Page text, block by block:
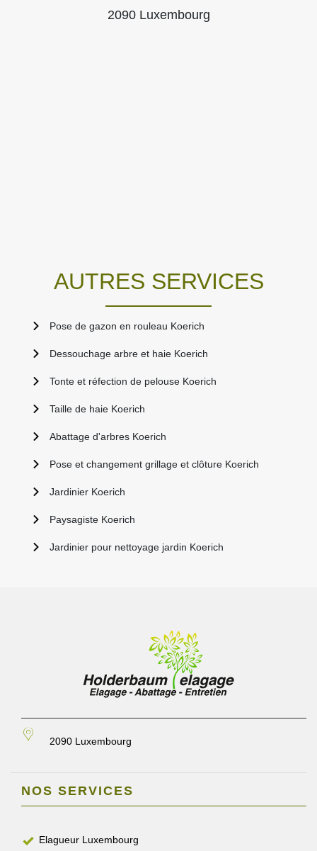
2090 Luxembourg
AUTRES SERVICES
Pose de gazon en rouleau Koerich
Dessouchage arbre et haie Koerich
Tonte et réfection de pelouse Koerich
Taille de haie Koerich
Abattage d'arbres Koerich
Pose et changement grillage et clôture Koerich
Jardinier Koerich
Paysagiste Koerich
Jardinier pour nettoyage jardin Koerich
2090 Luxembourg
NOS SERVICES
Elagueur Luxembourg